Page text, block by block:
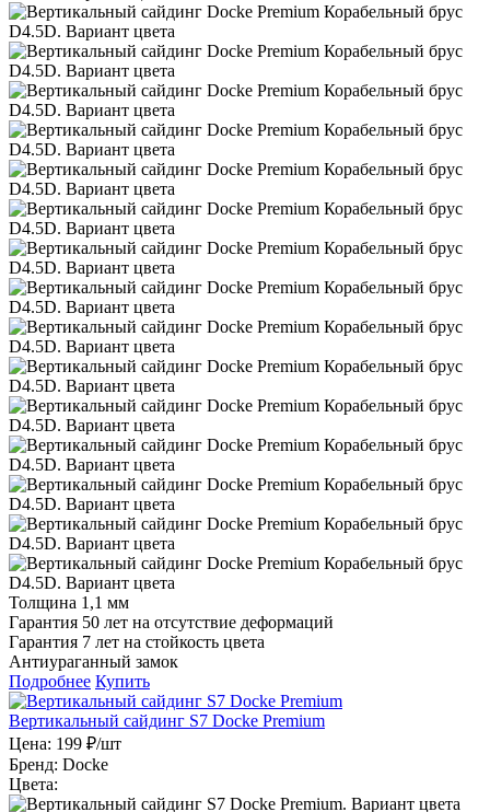
Толщина 1,1 мм
Гарантия 50 лет на отсутствие деформаций
Гарантия 7 лет на стойкость цвета
Антиураганный замок
Подробнее Купить
Вертикальный сайдинг S7 Docke Premium
Цена: 199 ₽/шт
Бренд: Docke
Цвета: